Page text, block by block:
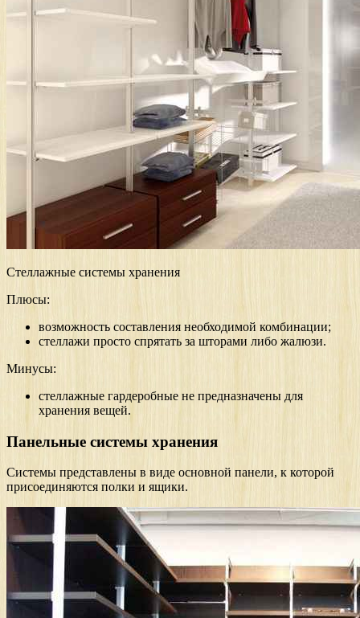
Стеллажные системы хранения
Плюсы:
возможность составления необходимой комбинации;
стеллажи просто спрятать за шторами либо жалюзи.
Минусы:
стеллажные гардеробные не предназначены для
хранения вещей.
Панельные системы хранения
Системы представлены в виде основной панели, к которой
присоединяются полки и ящики.